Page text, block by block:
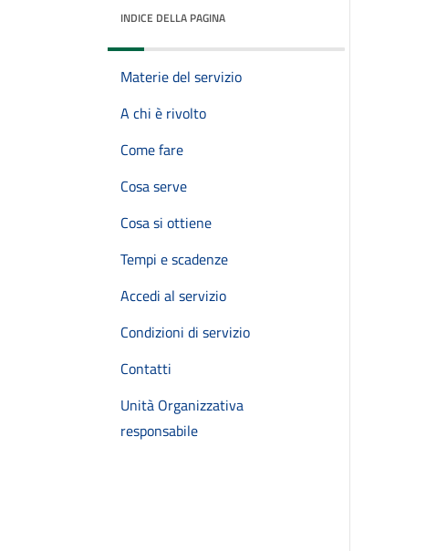
INDICE DELLA PAGINA
Materie del servizio
A chi è rivolto
Come fare
Cosa serve
Cosa si ottiene
Tempi e scadenze
Accedi al servizio
Condizioni di servizio
Contatti
Unità Organizzativa
responsabile